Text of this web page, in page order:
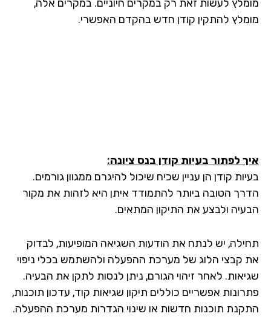
לעשות זאת רק במקרים חיוניים. במקרים אלה,
להתקין קודן חדש בהקדם האפשרי.
לפתור בעיות קודן בנס ציונה:
קודן הן עניין שכיח שיכול להיגרם ממגוון גורמים.
הטובה ביותר להתמודד איתן היא לזהות את מקור
ולבצע את התיקון המתאים.
יש לנתח את הודעות השגיאה המופיעות, לבדוק
קבצי הלוג של מערכת ההפעלה ולהשתמש בכלי ניפוי
לאחר זיהוי הגורם, ניתן לנסות לתקן את הבעיה.
אפשריים כוללים תיקון שגיאות קוד, עדכון תוכנות,
תוכנות חדשות או שינוי הגדרות מערכת ההפעלה.